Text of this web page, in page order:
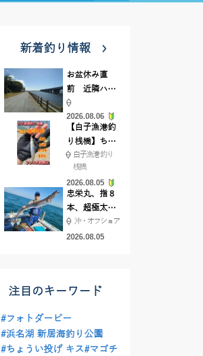
新着釣り情報
お盆休み直
前 近隣ハゼ
釣り場調査し
てきました
2026.08.06
【白子漁港釣
り桟橋】ちょ
い投げ釣りが
絶好調!キスや
ハゼが簡単に
釣れますよ💛
白子漁港 釣り
桟橋
2026.08.05
忠栄丸、指８
本、超極太ド
ラゴン登場！
沖・オフショア
2026.08.05
注目のキーワード
#フォトダービー
#浜名湖 新居海釣り公園
#ちょうい投げ キス#マゴチ